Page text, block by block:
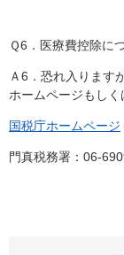
Ｑ6．医療費控除に
Ａ6．恐れ入ります
ホームページもしく
国税庁ホームページ
門真税務署：06-